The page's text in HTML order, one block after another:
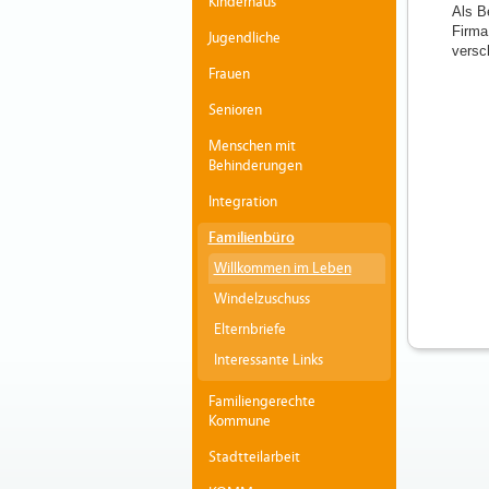
Jugendliche
Frauen
Senioren
Menschen mit
Behinderungen
Integration
Familienbüro
Willkommen im Leben
Windelzuschuss
Elternbriefe
Interessante Links
Familiengerechte
Kommune
Stadtteilarbeit
Als